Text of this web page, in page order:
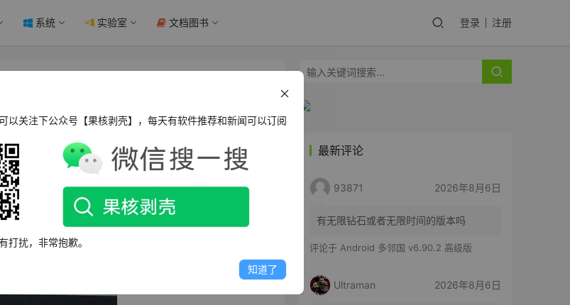
系统 实验室 文档图书 登录 注册
剥壳
最新评论
93871 2026年8月6日
有无限钻石或者无限时间的版本吗
评论于 Android 多邻国 v6.90.2 高级版
Ultraman 2026年8月6日
以关注下公众号【果核剥壳】，每天有软件推荐和新闻可以订阅
打扰，非常抱歉。
知道了